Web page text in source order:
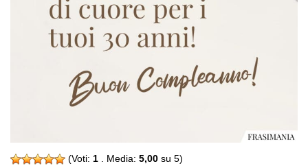
(Voti: 1 . Media: 5,00 su 5)